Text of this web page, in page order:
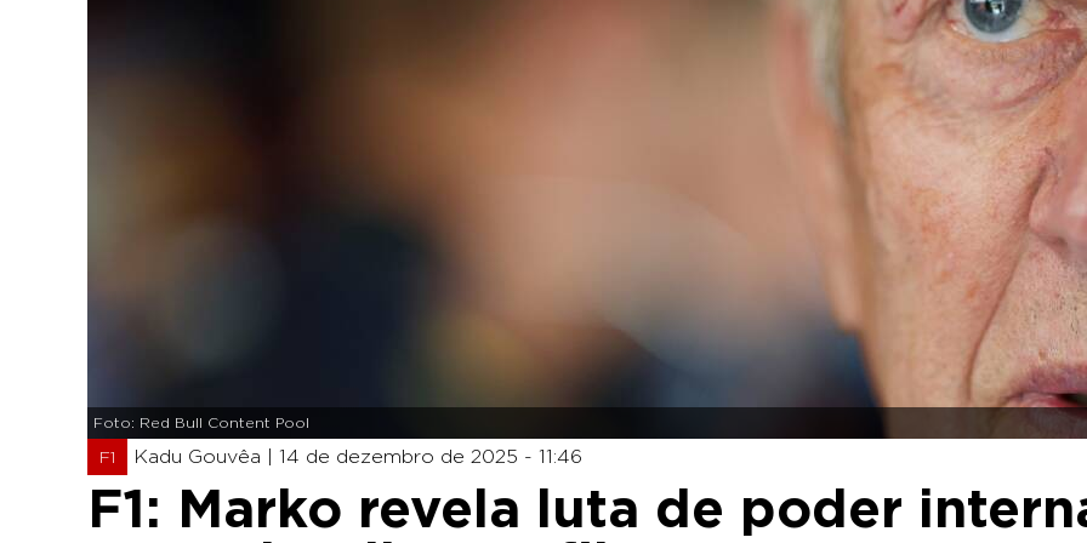
Foto: Red Bull Content Pool
F1 Kadu Gouvêa | 14 de dezembro de 2025 - 11:46
F1: Marko revela luta de poder